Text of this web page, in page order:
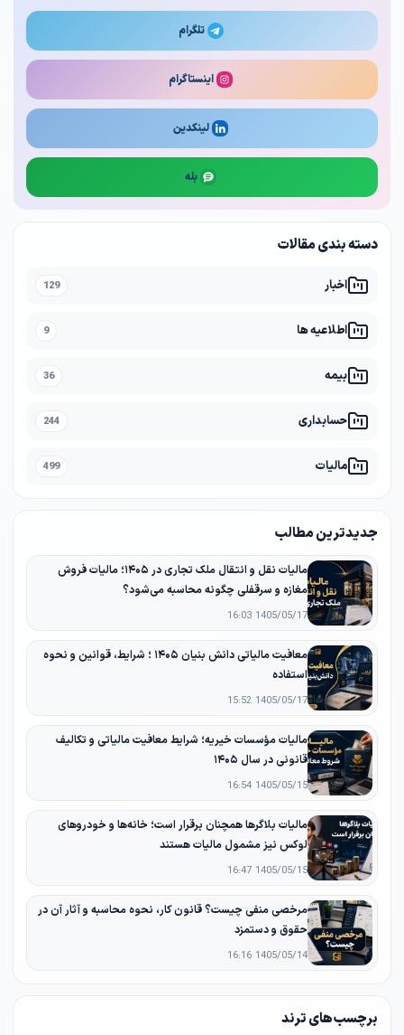
تلگرام
اینستاگرام
لینکدین
بله
دسته بندی مقالات
اخبار 129
اطلاعیه ها 9
بیمه 36
حسابداری 244
مالیات 499
جدیدترین مطالب
مالیات نقل و انتقال ملک تجاری در ۱۴۰۵؛ مالیات فروش
مغازه و سرقفلی چگونه محاسبه می‌شود؟
1405/05/17 16:03
معافیت مالیاتی دانش‌ بنیان ۱۴۰۵ ؛ شرایط، قوانین و نحوه
استفاده
1405/05/17 15:52
مالیات مؤسسات خیریه؛ شرایط معافیت مالیاتی و تکالیف
قانونی در سال ۱۴۰۵
1405/05/15 16:54
مالیات بلاگرها همچنان برقرار است؛ خانه‌ها و خودروهای
لوکس نیز مشمول مالیات هستند
1405/05/15 16:47
مرخصی منفی چیست؟ قانون کار، نحوه محاسبه و آثار آن در
حقوق و دستمزد
1405/05/14 16:16
برچسب های ترند